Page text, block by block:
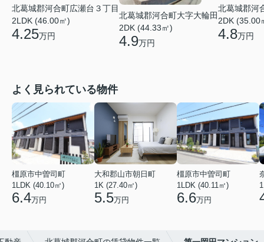
北葛城郡河合町広瀬台３丁目
2LDK (46.00㎡)
4.25万円
北葛城郡河合町大字大輪田
2DK (44.33㎡)
4.9万円
北葛城郡河
2DK (35.00
4.8万円
よく見られている物件
橿原市中曽司町
1LDK (40.10㎡)
6.4万円
大和郡山市朝日町
1K (27.40㎡)
5.5万円
橿原市中曽司町
1LDK (40.11㎡)
6.6万円